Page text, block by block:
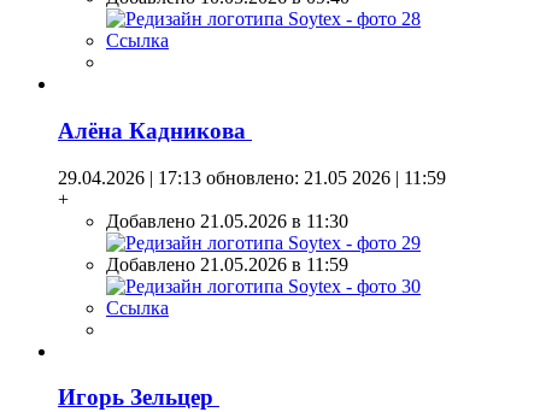
Ссылка
Алёна Кадникова
29.04.2026 | 17:13 обновлено: 21.05 2026 | 11:59
+
Добавлено 21.05.2026 в 11:30
Добавлено 21.05.2026 в 11:59
Ссылка
Игорь Зельцер